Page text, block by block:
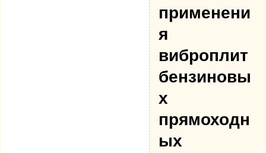
применени
я
виброплит
бензиновы
х
прямоходн
ых